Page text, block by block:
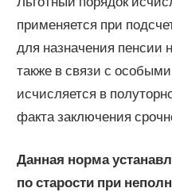
применяется при
для назначения пенсии
также в свя­зи с
исчисляется в
факта заключения
Данная норма
по старости при